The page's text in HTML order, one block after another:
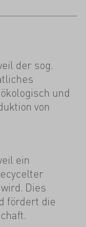
der sog.
und
von
ein
Dies
fördert die